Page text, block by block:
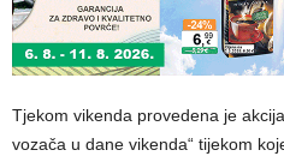
Tjekom vikenda provedena je
vozača u dane vikenda“ tijekom